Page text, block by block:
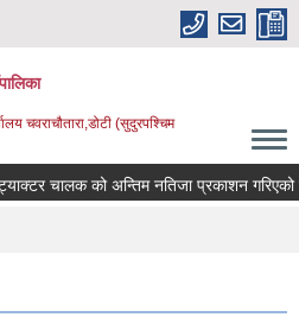
चवराचौतारा,डोटी (सुदुरपश्चिम
चालक को अन्तिम नतिजा प्रकाशन गरिएको